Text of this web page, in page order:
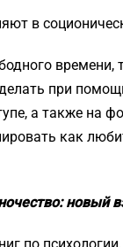
в
времени,
при
а также на
как
новый